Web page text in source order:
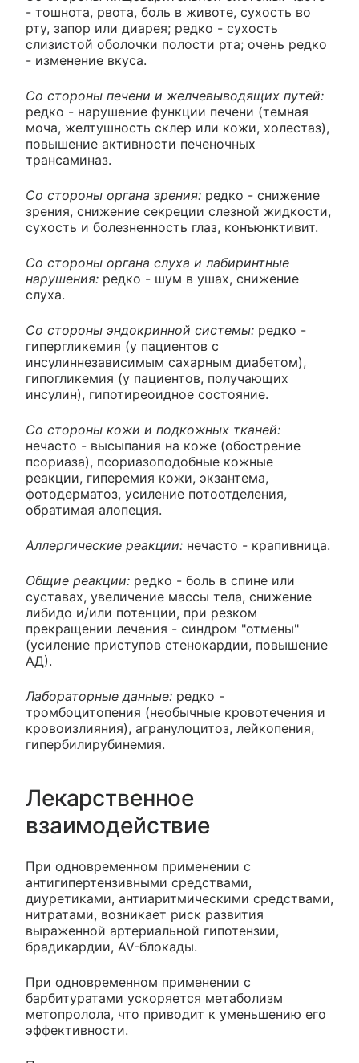
- тошнота, рвота, боль в животе, сухость во
рту, запор или диарея; редко - сухость
слизистой оболочки полости рта; очень редко
- изменение вкуса.
Со стороны печени и желчевыводящих путей:
редко - нарушение функции печени (темная
моча, желтушность склер или кожи, холестаз),
повышение активности печеночных
трансаминаз.
Со стороны органа зрения: редко - снижение
зрения, снижение секреции слезной жидкости,
сухость и болезненность глаз, конъюнктивит.
Со стороны органа слуха и лабиринтные
нарушения: редко - шум в ушах, снижение
слуха.
Со стороны эндокринной системы: редко -
гипергликемия (у пациентов с
инсулиннезависимым сахарным диабетом),
гипогликемия (у пациентов, получающих
инсулин), гипотиреоидное состояние.
Со стороны кожи и подкожных тканей:
нечасто - высыпания на коже (обострение
псориаза), псориазоподобные кожные
реакции, гиперемия кожи, экзантема,
фотодерматоз, усиление потоотделения,
обратимая алопеция.
Аллергические реакции: нечасто - крапивница.
Общие реакции: редко - боль в спине или
суставах, увеличение массы тела, снижение
либидо и/или потенции, при резком
прекращении лечения - синдром "отмены"
(усиление приступов стенокардии, повышение
АД).
Лабораторные данные: редко -
тромбоцитопения (необычные кровотечения и
кровоизлияния), агранулоцитоз, лейкопения,
гипербилирубинемия.
Лекарственное
взаимодействие
При одновременном применении с
антигипертензивными средствами,
диуретиками, антиаритмическими средствами,
нитратами, возникает риск развития
выраженной артериальной гипотензии,
брадикардии, AV-блокады.
При одновременном применении с
барбитуратами ускоряется метаболизм
метопролола, что приводит к уменьшению его
эффективности.